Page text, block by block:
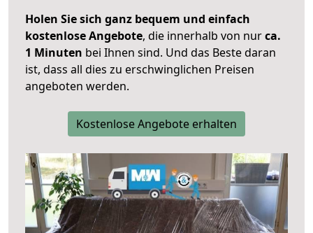
Holen Sie sich ganz bequem und einfach
kostenlose Angebote, die innerhalb von nurca.
1 Minuten bei Ihnen sind. Und das Beste daran
ist, dass all dies zu erschwinglichen Preisen
angeboten werden.
Kostenlose Angebote erhalten